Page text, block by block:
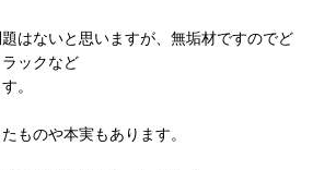
はないと思いますが、無垢材ですのでど
ックなど
。
ものや本実もあります。